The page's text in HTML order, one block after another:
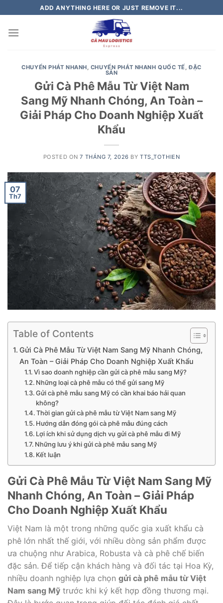
to
content
ADD ANYTHING HERE OR JUST REMOVE IT...
CHUYỂN PHÁT NHANH, CHUYỂN PHÁT NHANH QUỐC TẾ,ĐẶC
SẢN
Gửi Cà Phê Mẫu Từ Việt Nam
Sang Mỹ Nhanh Chóng, An Toàn –
Giải Pháp Cho Doanh Nghiệp Xuất
Khẩu
POSTED ON7 THÁNG 7, 2026 BYTTS_TOTHIEN
07
Th7
Table of Contents
Gửi Cà Phê Mẫu Từ Việt Nam Sang Mỹ Nhanh Chóng,
An Toàn – Giải Pháp Cho Doanh Nghiệp Xuất Khẩu
Vì sao doanh nghiệp cần gửi cà phê mẫu sang Mỹ?
Những loại cà phê mẫu có thể gửi sang Mỹ
Gửi cà phê mẫu sang Mỹ có cần khai báo hải quan
không?
Thời gian gửi cà phê mẫu từ Việt Nam sang Mỹ
Hướng dẫn đóng gói cà phê mẫu đúng cách
Lợi ích khi sử dụng dịch vụ gửi cà phê mẫu đi Mỹ
Những lưu ý khi gửi cà phê mẫu sang Mỹ
Kết luận
Gửi Cà Phê Mẫu Từ Việt Nam Sang Mỹ
Nhanh Chóng, An Toàn – Giải Pháp
Cho Doanh Nghiệp Xuất Khẩu
Việt Nam là một trong những quốc gia xuất khẩu cà
phê lớn nhất thế giới, với nhiều dòng sản phẩm được
ưa chuộng như Arabica, Robusta và cà phê chế biến
đặc sản. Để tiếp cận khách hàng và đối tác tại Hoa Kỳ,
nhiều doanh nghiệp lựa chọn gửi cà phê mẫu từ Việt
Nam sang Mỹ trước khi ký kết hợp đồng thương mại.